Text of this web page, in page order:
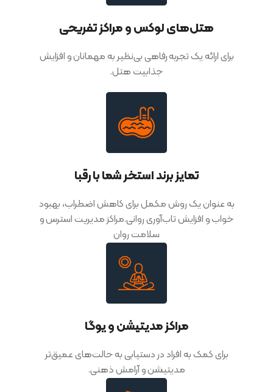
هتل‌های لوکس و مراکز تفریحی
برای ارائه یک تجربه رفاهی بی‌نظیر به مهمانان و افزایش
جذابیت هتل.
تمایز برند استخر شما با رقبا
به عنوان یک روش مکمل برای کاهش اضطراب، بهبود
خواب و افزایش تاب‌آوری روانی.مراکز مدیریت استرس و
سلامت روان
مراکز مدیتیشن و یوگا
برای کمک به افراد در دستیابی به حالت‌های عمیق‌تر
مدیتیشن و آرامش ذهنی.